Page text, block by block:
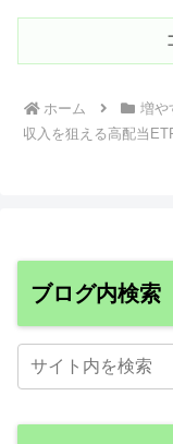
ホーム 増や
収入を狙える高配当
ブログ内検索